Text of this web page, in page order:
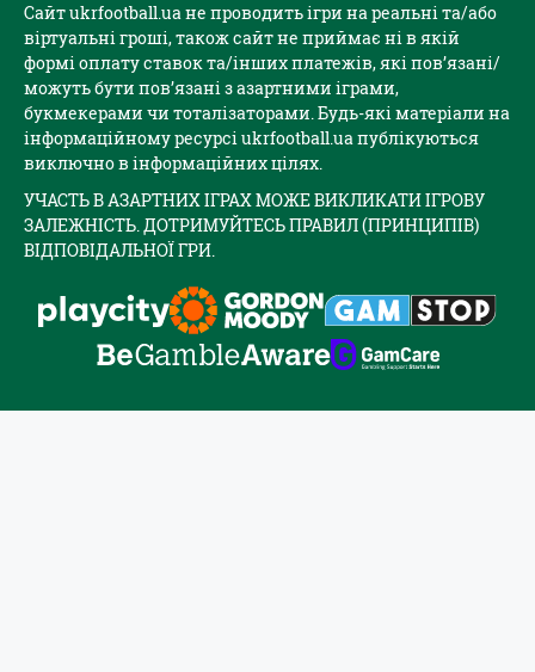
Сайт ukrfootball.ua не проводить ігри на реальні та/або
віртуальні гроші, також сайт не приймає ні в якій
формі оплату ставок та/інших платежів, які пов’язані/
можуть бути пов’язані з азартними іграми,
букмекерами чи тоталізаторами. Будь-які матеріали на
інформаційному ресурсі ukrfootball.ua публікуються
виключно в інформаційних цілях.
УЧАСТЬ В АЗАРТНИХ ІГРАХ МОЖЕ ВИКЛИКАТИ ІГРОВУ
ЗАЛЕЖНІСТЬ. ДОТРИМУЙТЕСЬ ПРАВИЛ (ПРИНЦИПІВ)
ВІДПОВІДАЛЬНОЇ ГРИ.